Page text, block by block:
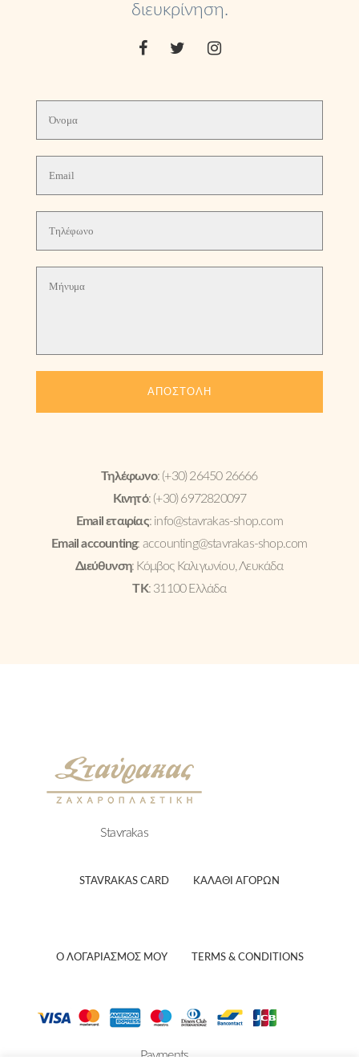
διευκρίνηση.
Τηλέφωνο: (+30) 26450 26666
Κινητό: (+30) 6972820097
Email εταιρίας: info@stavrakas-shop.com
Email accounting: accounting@stavrakas-shop.com
Διεύθυνση: Κόμβος Καλιγωνίου, Λευκάδα
ΤΚ: 31100 Ελλάδα
Stavrakas
STAVRAKAS CARD ΚΑΛΑΘΙ ΑΓΟΡΏΝ
Ο ΛΟΓΑΡΙΑΣΜΟΣ ΜΟΥ TERMS & CONDITIONS
Payments